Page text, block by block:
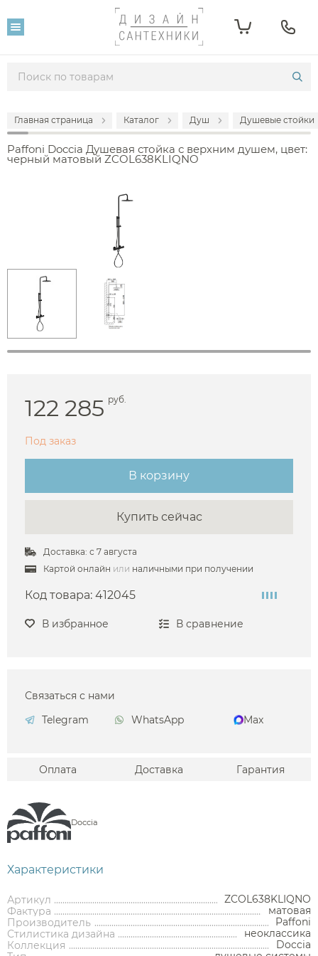
Аксессуары
Главная страница Каталог Душ Душевые стойки
Paffoni Doccia Душевая стойка с верхним душем, цвет:
черный матовый ZCOL638KLIQNO
122 285 руб.
Под заказ
В корзину
Купить сейчас
Доставка: с 7 августа
Картой онлайн или наличными при получении
Код товара: 412045
В избранное В сравнение
Связаться с нами
Telegram
WhatsApp Max
Оплата Доставка Гарантия
Doccia
Характеристики
Артикул
ZCOL638KLIQNO
Фактура
матовая
Производитель
Paffoni
Стилистика дизайна
неоклассика
Коллекция
Doccia